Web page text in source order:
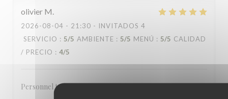
olivier M
2026-08-04 - 21:30 - INVITADOS 4
SERVICIO : 5/5 AMBIENTE : 5/5 MENÚ : 5/5 CALIDAD
/ PRECIO : 4/5
Personnel très sympathique et à l’ecoute